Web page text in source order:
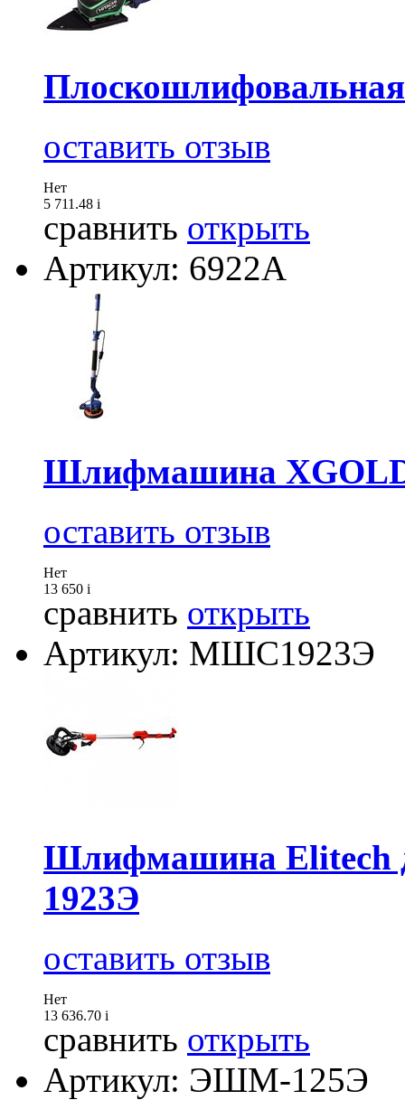
оставить отзыв
Нет
5 711.48 i
сравнить открыть
Артикул: 6922A
Шлифмашина
оставить отзыв
Нет
13 650 i
сравнить открыть
Артикул: МШС1923Э
Шлифмашина Elitech
1923Э
оставить отзыв
Нет
13 636.70 i
сравнить открыть
Артикул: ЭШМ-125Э